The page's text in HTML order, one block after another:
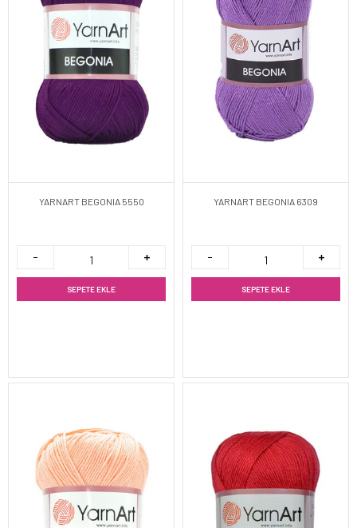
YARNART BEGONIA 5550
SEPETE EKLE
YARNART BEGONIA 6309
SEPETE EKLE